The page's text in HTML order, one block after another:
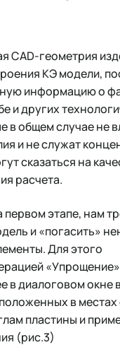
CAD-геометрия
КЭ модели,
информацию о
и других
в общем случае не
и не служат
сказаться на
расчета.
этапе, нам
и «погасить»
Для этого
в диалоговом окне
в местах
пластины и
(рис.3)